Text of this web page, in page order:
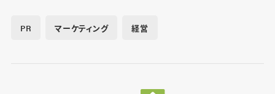
PR マーケティング 経営